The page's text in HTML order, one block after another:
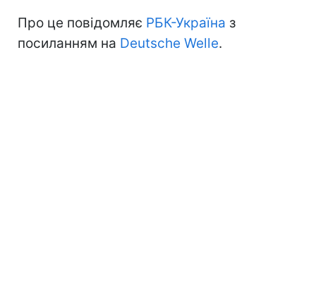
Про це повідомляє РБК-Україна з
посиланням на Deutsche Welle.